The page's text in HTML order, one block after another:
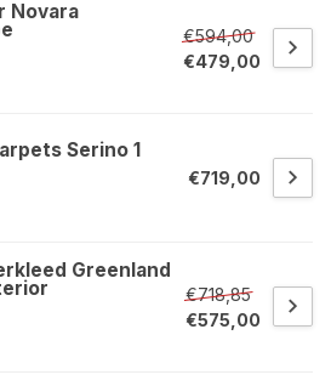
Novara
€594,00
€479,00
Serino 1
€719,00
Greenland
€718,85
€575,00